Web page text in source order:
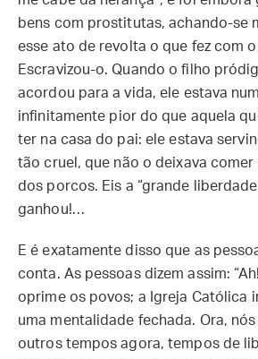
bens com prostitutas, achando-se
esse ato de revolta o que fez com
Escravizou-o. Quando o filho
acordou para a vida, ele estava
infinitamente pior do que aquela
ter na casa do pai: ele estava
tão cruel, que não o deixava
dos porcos. Eis a “grande
ganhou!…
E é exatamente disso que as
conta. As pessoas dizem assim:
oprime os povos; a Igreja Católica
uma mentalidade fechada. Ora,
outros tempos agora, tempos de